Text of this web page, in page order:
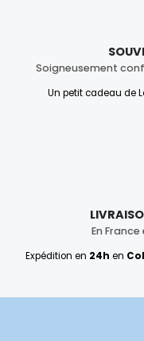
Soigneusement
Un petit cadeau de
En
Expédition en 24h en